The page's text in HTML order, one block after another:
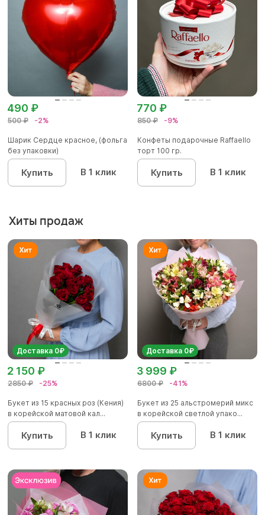
500 ₽ -2%
490 ₽
Шарик Сердце красное, (фольга
без упаковки)
Купить В 1 клик
850 ₽ -9%
770 ₽
Конфеты подарочные Raffaello
торт 100 гр.
Купить В 1 клик
Хиты продаж
Доставка 0₽
2850 ₽ -25%
2 150 ₽
Букет из 15 красных роз (Кения)
в корейской матовой кал...
Купить В 1 клик
Доставка 0₽
6800 ₽ -41%
3 999 ₽
Букет из 25 альстромерий микс
в корейской светлой упако...
Купить В 1 клик